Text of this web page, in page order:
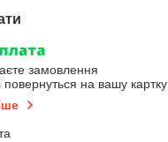
замовлення
повернуться на вашу картку